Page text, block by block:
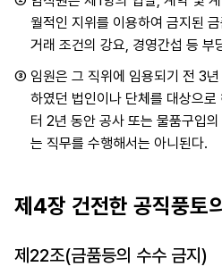
월적인 지위를 이용하여 금지된
거래 조건의 강요, 경영간섭 등 부
③ 임원은 그 직위에 임용되기 전 3
하였던 법인이나 단체를 대상으
터 2년 동안 공사 또는 물품구입
는 직무를 수행해서는 아니된다.
제4장 건전한 공직풍토
제22조(금품등의 수수 금지)